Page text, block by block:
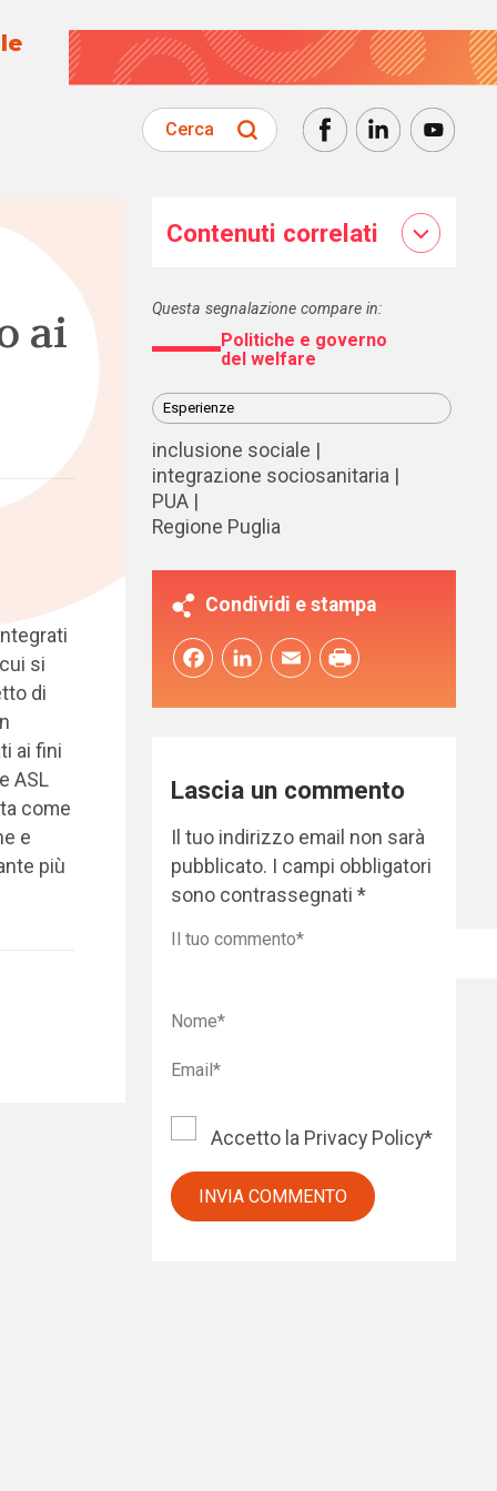
Cerca
ai
si
di
ai fini
ASL
come
e
più
Contenuti correlati
Questa segnalazione compare in:
Politiche e governo
del welfare
Esperienze
inclusione sociale
integrazione sociosanitaria
PUA
Regione Puglia
Condividi e stampa
FacebookLinkedInEmail
Lascia un commento
Il tuo indirizzo email non sarà
pubblicato. I campi obbligatori
sono contrassegnati*
Accetto la Privacy Policy*